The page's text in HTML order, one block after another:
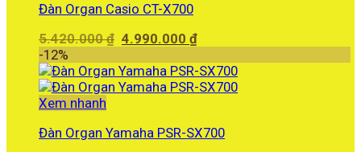
Đàn Organ Casio CT-X700
5.420.000₫ Giá
là:
5.420.000 ₫.
4.990.000₫Giá
tại
là:
-12%
Xem nhanh
Đàn Organ Yamaha PSR-SX700